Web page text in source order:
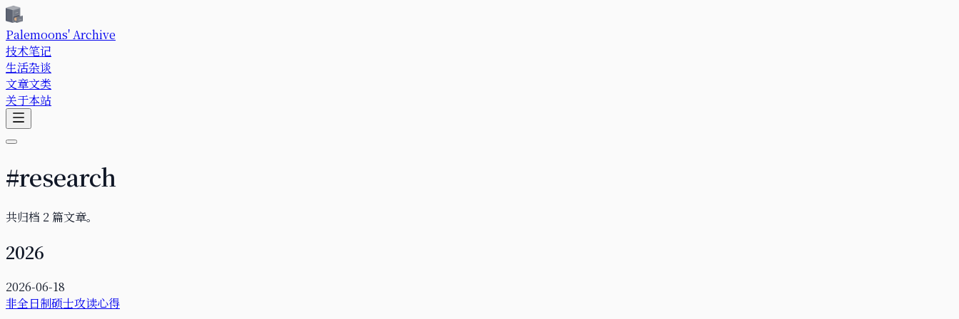
Palemoons' Archive
技术笔记
生活杂谈
文章文类
关于本站
#research
共归档 2篇文章。
2026
2026-06-18
非全日制硕士攻读心得